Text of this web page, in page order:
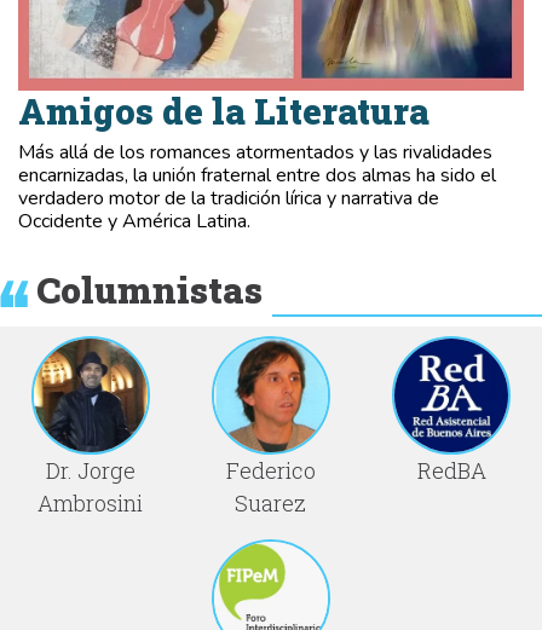
Amigos de la Literatura
Más allá de los romances atormentados y las rivalidades
encarnizadas, la unión fraternal entre dos almas ha sido el
verdadero motor de la tradición lírica y narrativa de
Occidente y América Latina.
Columnistas
Dr. Jorge
Ambrosini
Federico
Suarez
RedBA